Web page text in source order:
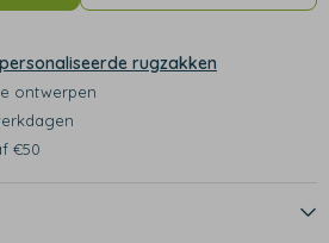
rugzakken
ontwerpen
€50